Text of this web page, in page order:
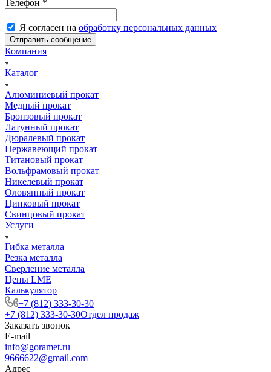
Телефон *
Я согласен на обработку персональных данных
Компания
Каталог
Алюминиевый прокат
Медный прокат
Бронзовый прокат
Латунный прокат
Дюралевый прокат
Нержавеющий прокат
Титановый прокат
Вольфрамовый прокат
Никелевый прокат
Оловянный прокат
Цинковый прокат
Свинцовый прокат
Услуги
Гибка металла
Резка металла
Сверление металла
Цены LME
Калькулятор
+7 (812) 333-30-30
+7 (812) 333-30-30Отдел продаж
Заказать звонок
E-mail
info@goramet.ru
9666622@gmail.com
Адрес